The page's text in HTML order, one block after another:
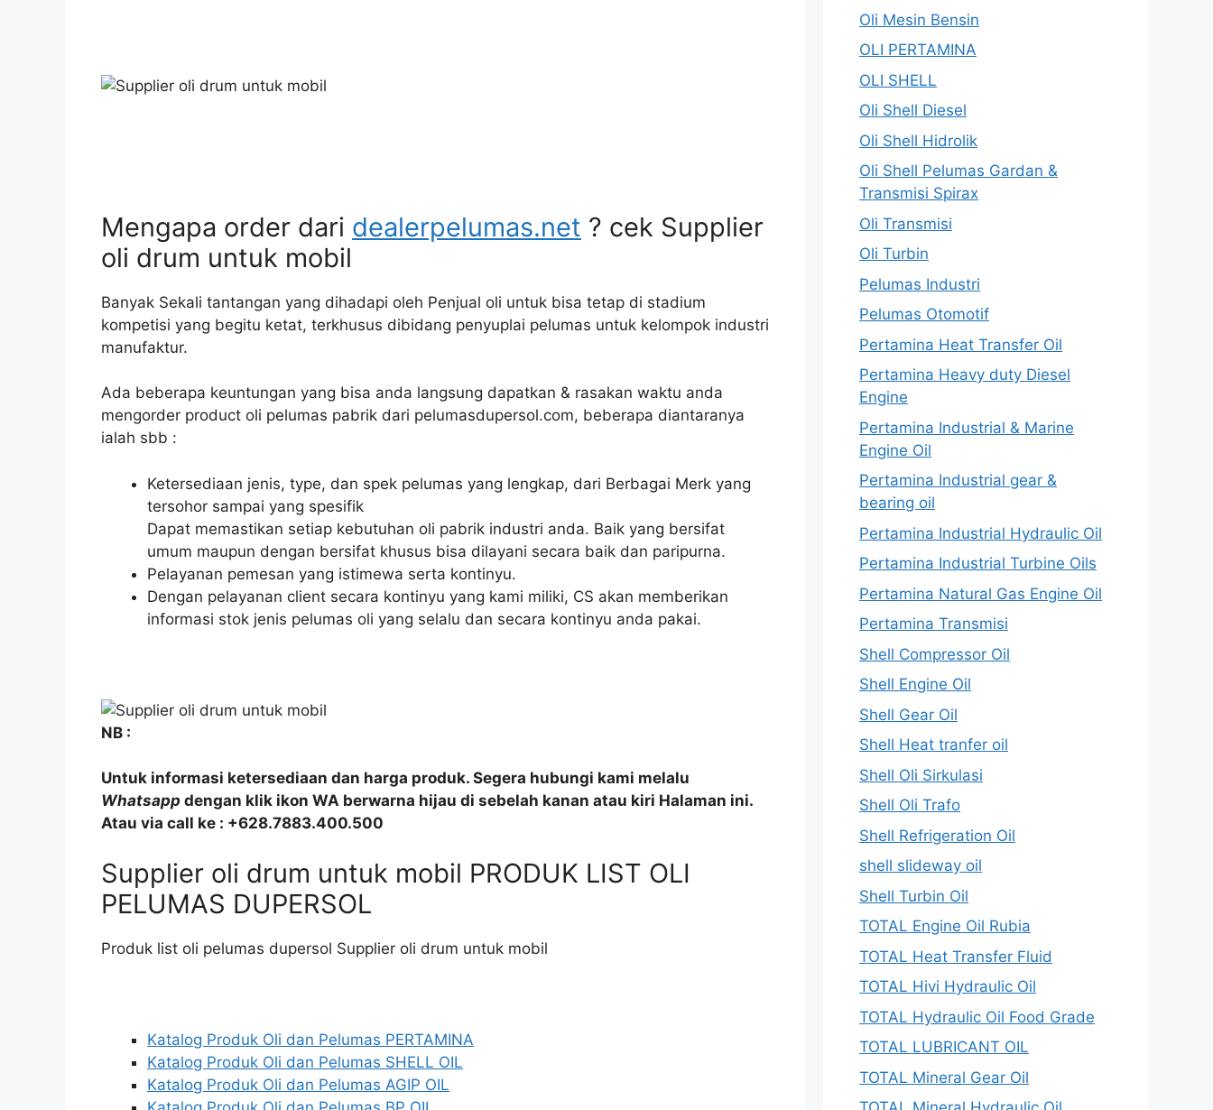
Mengapa order dari dealerpelumas.net ? cek Supplier
oli drum untuk mobil
Banyak Sekali tantangan yang dihadapi oleh Penjual oli untuk bisa tetap di stadium
kompetisi yang begitu ketat, terkhusus dibidang penyuplai pelumas untuk kelompok industri
manufaktur.
Ada beberapa keuntungan yang bisa anda langsung dapatkan & rasakan waktu anda
mengorder product oli pelumas pabrik dari pelumasdupersol.com, beberapa diantaranya
ialah sbb :
Ketersediaan jenis, type, dan spek pelumas yang lengkap, dari Berbagai Merk yang
tersohor sampai yang spesifik
Dapat memastikan setiap kebutuhan oli pabrik industri anda. Baik yang bersifat
umum maupun dengan bersifat khusus bisa dilayani secara baik dan paripurna.
Pelayanan pemesan yang istimewa serta kontinyu.
Dengan pelayanan client secara kontinyu yang kami miliki, CS akan memberikan
informasi stok jenis pelumas oli yang selalu dan secara kontinyu anda pakai.
NB :
Untuk informasi ketersediaan dan harga produk. Segera hubungi kami melalu
Whatsapp dengan klik ikon WA berwarna hijau di sebelah kanan atau kiri Halaman ini.
Atau via call ke : +628.7883.400.500
Supplier oli drum untuk mobil PRODUK LIST OLI
PELUMAS DUPERSOL
Produk list oli pelumas dupersol Supplier oli drum untuk mobil
Katalog Produk Oli dan Pelumas PERTAMINA
Katalog Produk Oli dan Pelumas SHELL OIL
Katalog Produk Oli dan Pelumas AGIP OIL
Oli Mesin Bensin
OLI PERTAMINA
OLI SHELL
Oli Shell Diesel
Oli Shell Hidrolik
Oli Shell Pelumas Gardan &
Transmisi Spirax
Oli Transmisi
Oli Turbin
Pelumas Industri
Pelumas Otomotif
Pertamina Heat Transfer Oil
Pertamina Heavy duty Diesel
Engine
Pertamina Industrial & Marine
Engine Oil
Pertamina Industrial gear &
bearing oil
Pertamina Industrial Hydraulic Oil
Pertamina Industrial Turbine Oils
Pertamina Natural Gas Engine Oil
Pertamina Transmisi
Shell Compressor Oil
Shell Engine Oil
Shell Gear Oil
Shell Heat tranfer oil
Shell Oli Sirkulasi
Shell Oli Trafo
Shell Refrigeration Oil
shell slideway oil
Shell Turbin Oil
TOTAL Engine Oil Rubia
TOTAL Heat Transfer Fluid
TOTAL Hivi Hydraulic Oil
TOTAL Hydraulic Oil Food Grade
TOTAL LUBRICANT OIL
TOTAL Mineral Gear Oil